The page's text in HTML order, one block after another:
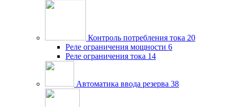
Контроль потребления тока 20
Реле ограничения мощности 6
Реле ограничения тока 14
Автоматика ввода резерва 38